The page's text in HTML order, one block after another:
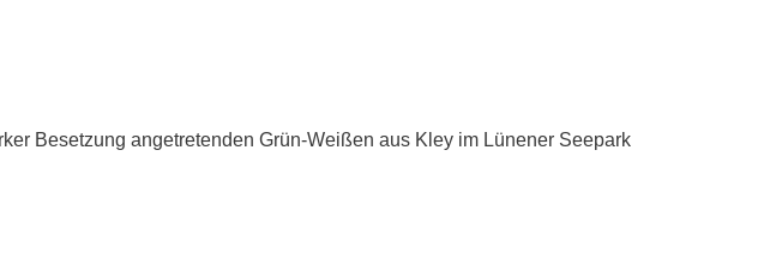
Besetzung angetretenden Grün-Weißen aus Kley im Lünener Seepark